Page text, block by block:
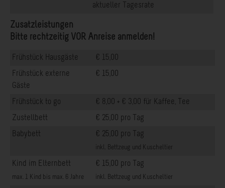
aktueller Tagesrate
Zusatzleistungen
Bitte rechtzeitig VOR Anreise anmelden!
Frühstück Hausgäste
€ 15,00
Frühstück externe
Gäste
€ 15,00
Frühstück to go
€ 8,00 + € 3,00 für Kaffee, Tee
Zustellbett
€ 25,00 pro Tag
Babybett
€ 25,00 pro Tag
inkl. Bettzeug und Kuscheltier
Kind im Elternbett
max. 1 Kind bis max. 6 Jahre
€ 15,00 pro Tag
inkl. Bettzeug und Kuscheltier